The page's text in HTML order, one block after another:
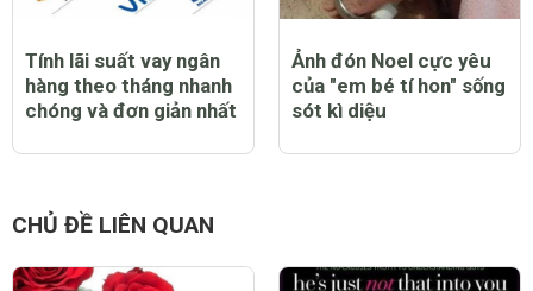
Tính lãi suất vay ngân
hàng theo tháng nhanh
chóng và đơn giản nhất
Ảnh đón Noel cực yêu
của "em bé tí hon" sống
sót kì diệu
CHỦ ĐỀ LIÊN QUAN